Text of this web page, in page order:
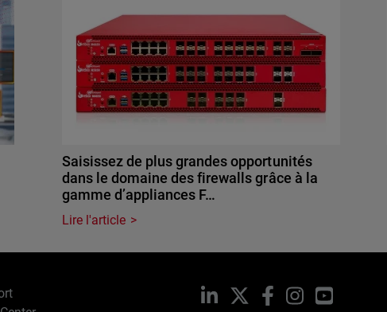
Saisissez de plus grandes opportunités
dans le domaine des firewalls grâce à la
gamme d’appliances F…
Lire l'article
LinkedIn Facebook
InstagramYouTube